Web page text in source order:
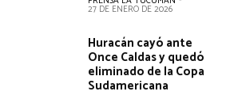
27 DE ENERO DE 2026
Huracán cayó ante
Once Caldas y quedó
eliminado de la Copa
Sudamericana